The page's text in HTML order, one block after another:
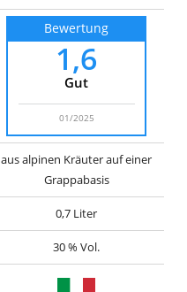
Bewertung
1,6
Gut
01/2025
aus alpinen Kräuter auf einer
Grappabasis
0,7 Liter
30 % Vol.